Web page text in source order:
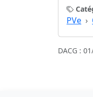
PVe
DACG :